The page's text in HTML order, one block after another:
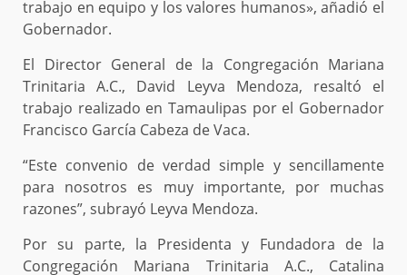
trabajo en equipo y los valores humanos», añadió el
Gobernador.
El Director General de la Congregación Mariana
Trinitaria A.C., David Leyva Mendoza, resaltó el
trabajo realizado en Tamaulipas por el Gobernador
Francisco García Cabeza de Vaca.
“Este convenio de verdad simple y sencillamente
para nosotros es muy importante, por muchas
razones”, subrayó Leyva Mendoza.
Por su parte, la Presidenta y Fundadora de la
Congregación Mariana Trinitaria A.C., Catalina